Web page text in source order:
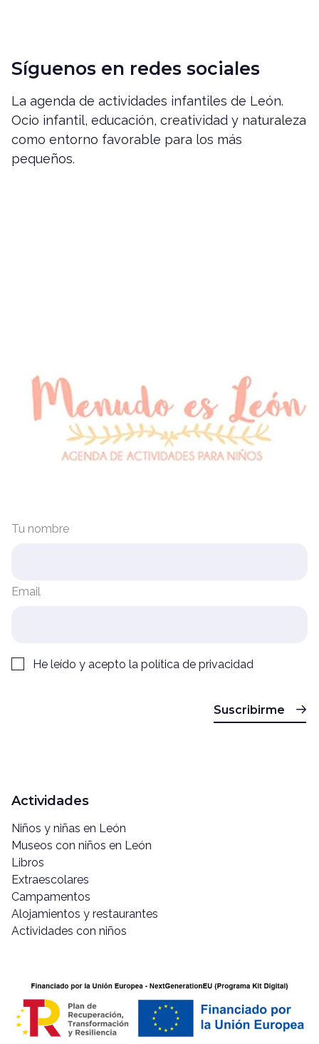
Síguenos en redes sociales
La agenda de actividades infantiles de León.
Ocio infantil, educación, creatividad y naturaleza
como entorno favorable para los más
pequeños.
Tu nombre
Email
He leído y acepto la política de privacidad
Suscribirme
Actividades
Niños y niñas en León
Museos con niños en León
Libros
Extraescolares
Campamentos
Alojamientos y restaurantes
Actividades con niños